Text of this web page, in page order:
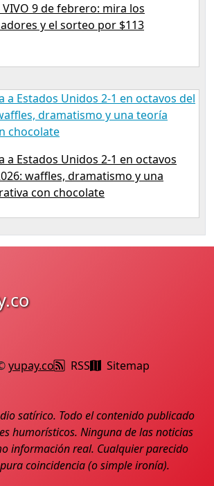
9 de febrero: mira los
y el sorteo por $113
a Estados Unidos 2-1 en octavos
waffles, dramatismo y una
con chocolate
yupay.co RSS Sitemap
satírico. Todo el contenido publicado
humorísticos. Ninguna de las noticias
información real. Cualquier parecido
coincidencia (o simple ironía).